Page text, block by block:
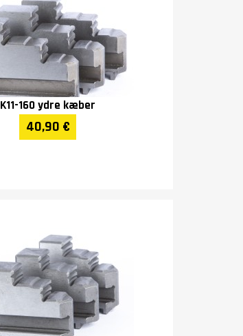
K11-160 ydre kæber
40,90 €